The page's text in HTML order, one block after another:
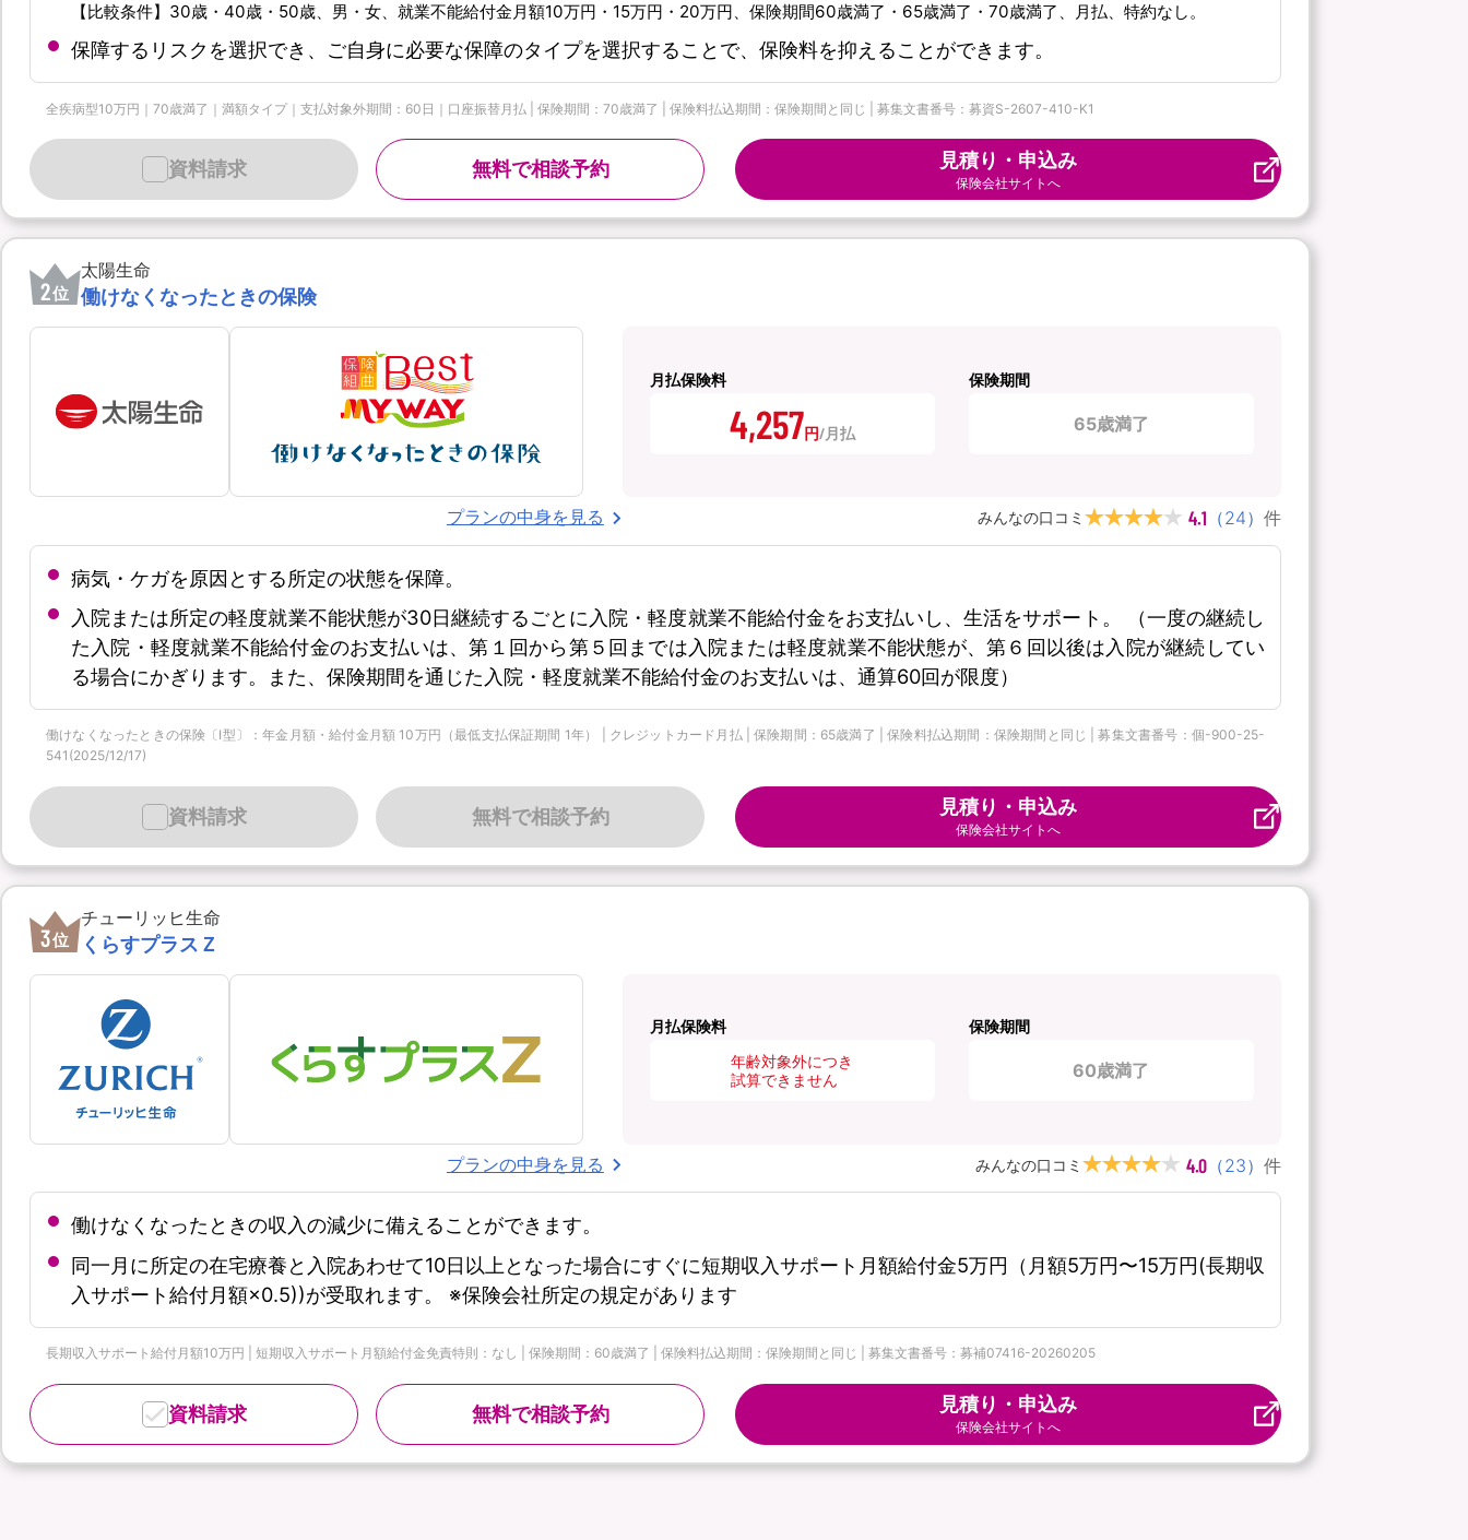
【比較条件】30歳・40歳・50歳、男・女、就業不能給付金月額10万円・15万円・20万円、保険期間60歳満了・65歳満了・70歳満了、月払、特約なし。
保障するリスクを選択でき、ご自身に必要な保障のタイプを選択することで、保険料を抑えることができます。
全疾病型10万円｜70歳満了｜満額タイプ｜支払対象外期間：60日｜口座振替月払 | 保険期間：70歳満了 | 保険料払込期間：保険期間と同じ | 募集文書番号：募資S-2607-410-K1
無料で相談予約
資料請求 見積り・申込み
保険会社サイトへ
2位
太陽生命
働けなくなったときの保険
月払保険料
4,257円
保険期間
65歳満了
プランの中身を見る みんなの口コミ 4.1 （24） 件
病気・ケガを原因とする所定の状態を保障。
入院または所定の軽度就業不能状態が30日継続するごとに入院・軽度就業不能給付金をお支払いし、生活をサポート。 （一度の継続し
た入院・軽度就業不能給付金のお支払いは、第１回から第５回までは入院または軽度就業不能状態が、第６回以後は入院が継続してい
る場合にかぎります。また、保険期間を通じた入院・軽度就業不能給付金のお支払いは、通算60回が限度）
働けなくなったときの保険〔Ⅰ型〕：年金月額・給付金月額 10万円（最低支払保証期間 1年） | クレジットカード月払 | 保険期間：65歳満了 | 保険料払込期間：保険期間と同じ | 募集文書番号：個-900-25-
541(2025/12/17)
無料で相談予約
資料請求 見積り・申込み
保険会社サイトへ
3位
チューリッヒ生命
くらすプラスＺ
月払保険料
年齢対象外につき
試算できません
保険期間
60歳満了
プランの中身を見る みんなの口コミ 4.0 （23） 件
働けなくなったときの収入の減少に備えることができます。
同一月に所定の在宅療養と入院あわせて10日以上となった場合にすぐに短期収入サポート月額給付金5万円（月額5万円〜15万円(長期収
入サポート給付月額×0.5))が受取れます。 ※保険会社所定の規定があります
長期収入サポート給付月額10万円 | 短期収入サポート月額給付金免責特則：なし | 保険期間：60歳満了 | 保険料払込期間：保険期間と同じ | 募集文書番号：募補07416-20260205
無料で相談予約
資料請求 見積り・申込み
保険会社サイトへ